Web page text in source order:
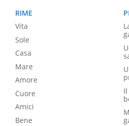
RIME
Vita
Sole
Casa
Mare
Amore
Cuore
Amici
Bene